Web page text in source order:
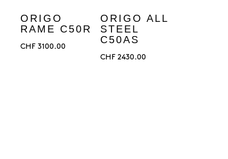
ORIGO
RAME C50R
CHF 3100.00
ORIGO ALL
STEEL
C50AS
CHF2430.00